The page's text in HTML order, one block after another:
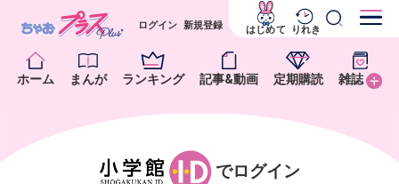
ホーム まんが ランキング 記事&動画 定期購読 雑誌
ログイン 新規登録 はじめて りれき
でログイン